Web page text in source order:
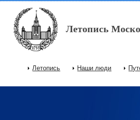
Перейти к основному содержанию
Летопись
Главное меню
Летопись Наши люди